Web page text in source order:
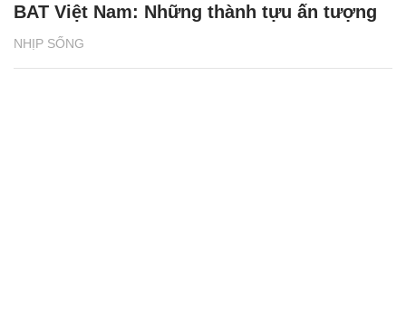
NHỊP SỐNG
BAT Việt Nam: Những thành tựu ấn tượng